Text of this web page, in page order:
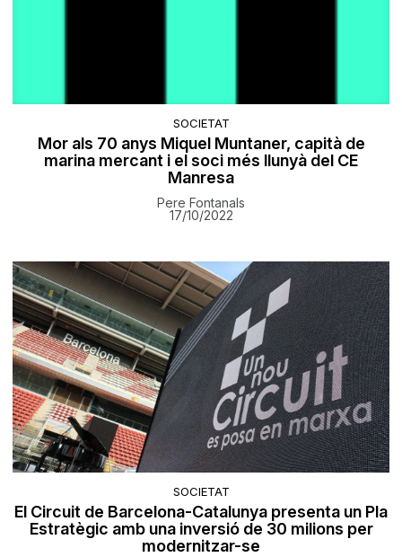
SOCIETAT
Mor als 70 anys Miquel Muntaner, capità de
marina mercant i el soci més llunyà del CE
Manresa
Pere Fontanals
17/10/2022
SOCIETAT
El Circuit de Barcelona-Catalunya presenta un Pla
Estratègic amb una inversió de 30 milions per
modernitzar-se